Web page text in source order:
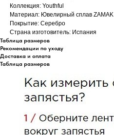
Коллекция: Youthful
Материал: Ювелирный сплав ZAMAK
Покрытие: Серебро
Страна изготовитель: Испания
Таблица размеров
Рекомендации по уходу
Доставка и оплата
Таблица размеров